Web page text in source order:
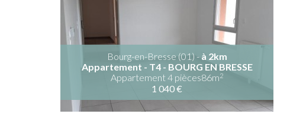
Bourg-en-Bresse (01) - à 2km
Appartement - T4 - BOURG EN BRESSE
Appartement 4 pièces86m2
1 040 €